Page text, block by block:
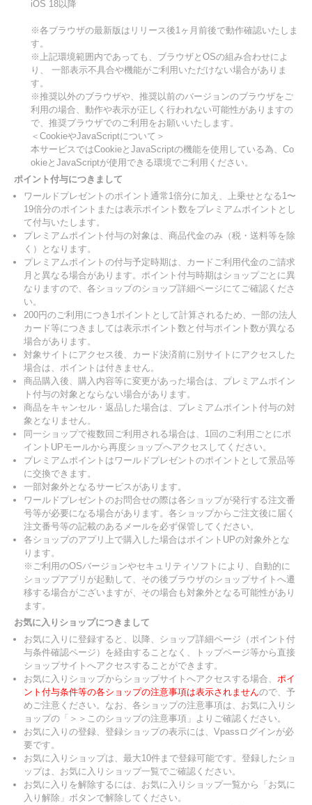
iOS 18以降
※各ブラウザの最新版はリリース後1ヶ月前後で動作確認いたしま
す。
※上記環境範囲内であっても、ブラウザとOSの組み合わせによ
り、 一部表示不具合や機能がご利用いただけない場合がありま
す。
※推奨以外のブラウザや、推奨以前のバージョンのブラウザをご
利用の場合、動作や表示が正しく行われない可能性がありますの
で、推奨ブラウザでのご利用をお願いいたします。
＜CookieやJavaScriptについて＞
本サービスではCookieとJavaScriptの機能を使用している為、Co
okieとJavaScriptが使用できる環境でご利用ください。
ポイント付与につきまして
ワールドプレゼントのポイント通常1倍分に加え、上乗せとなる1〜
19倍分のポイントまたは表示ポイント数をプレミアムポイントとし
て付与いたします。
プレミアムポイント付与の対象は、商品代金のみ（税・送料等を除
く）となります。
プレミアムポイントの付与予定時期は、カードご利用代金のご請求
月と異なる場合があります。ポイント付与時期はショップごとに異
なりますので、各ショップのショップ詳細ページにてご確認くださ
い。
200円のご利用につき1ポイントとして計算されるため、一部の法人
カード等につきましては表示ポイント数と付与ポイント数が異なる
場合があります。
対象サイトにアクセス後、カード決済前に別サイトにアクセスした
場合は、ポイントは付きません。
商品購入後、購入内容等に変更があった場合は、プレミアムポイン
ト付与の対象とならない場合があります。
商品をキャンセル・返品した場合は、プレミアムポイント付与の対
象となりません。
同一ショップで複数回ご利用される場合は、1回のご利用ごとにポ
イントUPモールから再度ショップへアクセスしてください。
プレミアムポイントはワールドプレゼントのポイントとして景品等
に交換できます。
一部対象外となるサービスがあります。
ワールドプレゼントのお問合せの際は各ショップが発行する注文番
号等が必要になる場合があります。各ショップからご注文後に届く
注文番号等の記載のあるメールを必ず保管してください。
各ショップのアプリ上で購入した場合はポイントUPの対象外とな
ります。
※ご利用のOSバージョンやセキュリティソフトにより、自動的に
ショップアプリが起動して、その後ブラウザのショップサイトへ遷
移する場合がございますが、その場合も対象外となる可能性があり
ます。
お気に入りショップにつきまして
お気に入りに登録すると、以降、ショップ詳細ページ（ポイント付
与条件確認ページ）を経由することなく、トップページ等から直接
ショップサイトへアクセスすることができます。
お気に入りショップからショップサイトへアクセスする場合、 ポイ
ント付与条件等の各ショップの注意事項は表示されませんので、予
めご注意ください。なお、各ショップの注意事項は、お気に入りシ
ョップの「＞＞このショップの注意事項」よりご確認ください。
お気に入りの登録、登録ショップの表示には、Vpassログインが必
要です。
お気に入りショップは、最大10件まで登録可能です。登録したショ
ップは、お気に入りショップ一覧でご確認ください。
お気に入りを解除するには、お気に入りショップ一覧から「お気に
入り解除」ボタンで解除してください。